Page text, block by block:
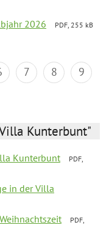
2026
PDF, 255 kB
7 8
9
Kunterbunt"
Kunterbunt
PDF,
in der Villa
PDF,